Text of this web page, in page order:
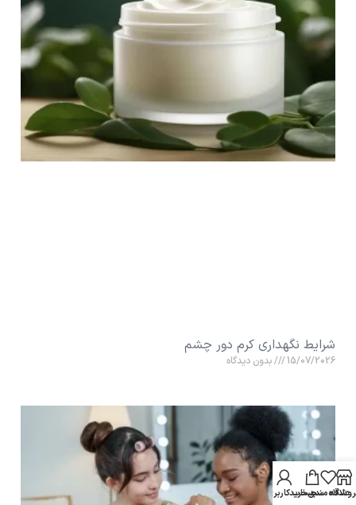
شرایط نگهداری کرم دور چشم
15/07/2026 بدون دیدگاه
علاقه مندیسبد خرید
حساب کاربری من